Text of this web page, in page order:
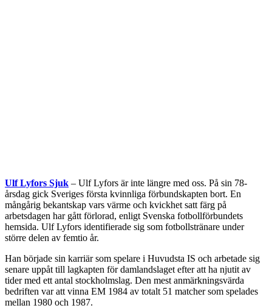
Ulf Lyfors Sjuk – Ulf Lyfors är inte längre med oss. På sin 78-
årsdag gick Sveriges första kvinnliga förbundskapten bort. En
mångårig bekantskap vars värme och kvickhet satt färg på
arbetsdagen har gått förlorad, enligt Svenska fotbollförbundets
hemsida. Ulf Lyfors identifierade sig som fotbollstränare under
större delen av femtio år.
Han började sin karriär som spelare i Huvudsta IS och arbetade sig
senare uppåt till lagkapten för damlandslaget efter att ha njutit av
tider med ett antal stockholmslag. Den mest anmärkningsvärda
bedriften var att vinna EM 1984 av totalt 51 matcher som spelades
mellan 1980 och 1987.